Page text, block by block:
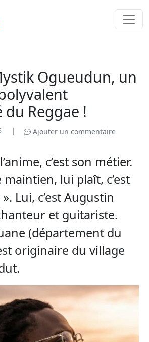
Ogueudun, un
du Reggae !
| Ajouter un commentaire
c’est son métier.
maintien, lui plaît, c’est
Lui, c’est Augustin
et guitariste.
(département du
originaire du village